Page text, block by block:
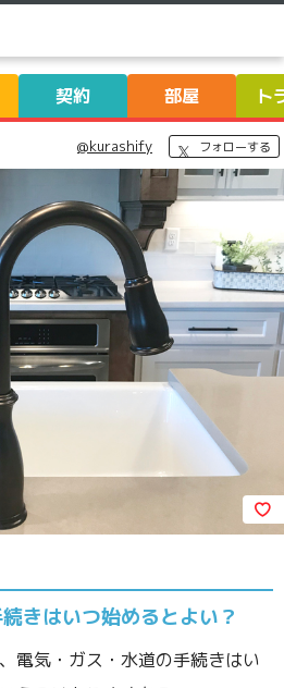
契約 部屋 ト
@kurashify フォローする
きはいつ始めるとよい？
電気・ガス・水道の手続きはい